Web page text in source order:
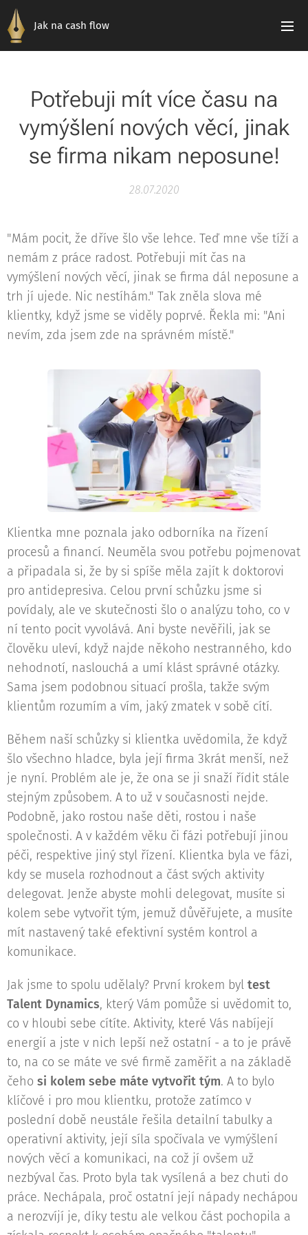
Jak na cash flow
Potřebuji mít více času na
vymýšlení nových věcí, jinak
se firma nikam neposune!
28.07.2020
"Mám pocit, že dříve šlo vše lehce. Teď mne vše tíží a
nemám z práce radost. Potřebuji mít čas na
vymýšlení nových věcí, jinak se firma dál neposune a
trh jí ujede. Nic nestíhám." Tak zněla slova mé
klientky, když jsme se viděly poprvé. Řekla mi: "Ani
nevím, zda jsem zde na správném místě."
Klientka mne poznala jako odborníka na řízení
procesů a financí. Neuměla svou potřebu pojmenovat
a připadala si, že by si spíše měla zajít k doktorovi
pro antidepresiva. Celou první schůzku jsme si
povídaly, ale ve skutečnosti šlo o analýzu toho, co v
ní tento pocit vyvolává. Ani byste nevěřili, jak se
člověku uleví, když najde někoho nestranného, kdo
nehodnotí, naslouchá a umí klást správné otázky.
Sama jsem podobnou situací prošla, takže svým
klientům rozumím a vím, jaký zmatek v sobě cítí.
Během naší schůzky si klientka uvědomila, že když
šlo všechno hladce, byla její firma 3krát menší, než
je nyní. Problém ale je, že ona se ji snaží řídit stále
stejným způsobem. A to už v současnosti nejde.
Podobně, jako rostou naše děti, rostou i naše
společnosti. A v každém věku či fázi potřebují jinou
péči, respektive jiný styl řízení. Klientka byla ve fázi,
kdy se musela rozhodnout a část svých aktivity
delegovat. Jenže abyste mohli delegovat, musíte si
kolem sebe vytvořit tým, jemuž důvěřujete, a musíte
mít nastavený také efektivní systém kontrol a
komunikace.
Jak jsme to spolu udělaly? První krokem byl test
Talent Dynamics, který Vám pomůže si uvědomit to,
co v hloubi sebe cítíte. Aktivity, které Vás nabíjejí
energií a jste v nich lepší než ostatní - a to je právě
to, na co se máte ve své firmě zaměřit a na základě
čeho si kolem sebe máte vytvořit tým. A to bylo
klíčové i pro mou klientku, protože zatímco v
poslední době neustále řešila detailní tabulky a
operativní aktivity, její síla spočívala ve vymýšlení
nových věcí a komunikaci, na což jí ovšem už
nezbýval čas. Proto byla tak vysílená a bez chuti do
práce. Nechápala, proč ostatní její nápady nechápou
a nerozvíjí je, díky testu ale velkou část pochopila a